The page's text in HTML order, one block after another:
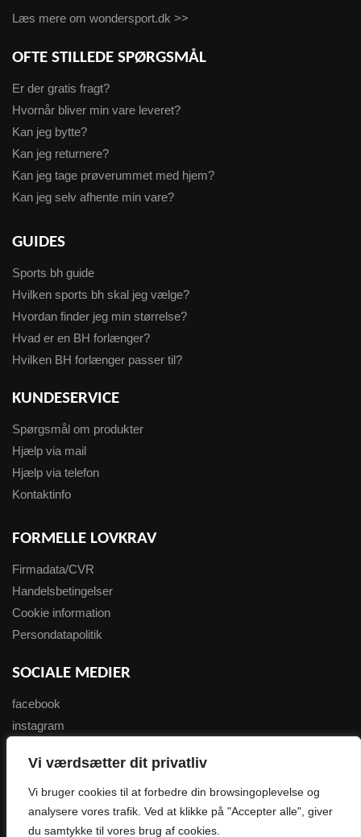
Vi værdsætter dit privatliv
Vi bruger cookies til at forbedre din browsingoplevelse og
analysere vores trafik. Ved at klikke på "Accepter alle", giver
du samtykke til vores brug af cookies.
Læs mere om wondersport.dk >>
OFTE STILLEDE SPØRGSMÅL
Er der gratis fragt?
Hvornår bliver min vare leveret?
Kan jeg bytte?
Kan jeg returnere?
Kan jeg tage prøverummet med hjem?
Kan jeg selv afhente min vare?
GUIDES
Sports bh guide
Hvilken sports bh skal jeg vælge?
Hvordan finder jeg min størrelse?
Hvad er en BH forlænger?
Hvilken BH forlænger passer til?
KUNDESERVICE
Spørgsmål om produkter
Hjælp via mail
Hjælp via telefon
Kontaktinfo
FORMELLE LOVKRAV
Firmadata/CVR
Handelsbetingelser
Cookie information
Persondatapolitik
SOCIALE MEDIER
facebook
instagram
NYHEDSBREV